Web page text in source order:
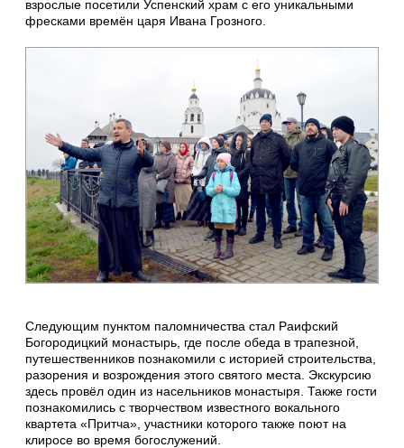
взрослые посетили Успенский храм с его уникальными
фресками времён царя Ивана Грозного.
Следующим пунктом паломничества стал Раифский
Богородицкий монастырь, где после обеда в трапезной,
путешественников познакомили с историей строительства,
разорения и возрождения этого святого места. Экскурсию
здесь провёл один из насельников монастыря. Также гости
познакомились с творчеством известного вокального
квартета «Притча», участники которого также поют на
клиросе во время богослужений.